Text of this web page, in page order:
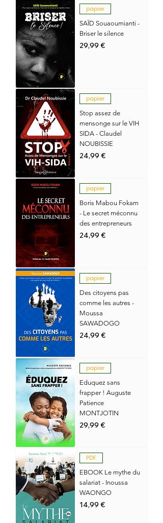
papier
SAÏD Souaoumianti -
Briser le silence
Prix
29,99 €
papier
Stop assez de
mensonge sur le VIH
SIDA - Claudel
NOUBISSIE
Prix
24,99 €
papier
Boris Mabou Fokam
- Le secret méconnu
des entrepreneurs
Prix
24,99 €
papier
Des citoyens pas
comme les autres -
Moussa
SAWADOGO
Prix
24,99 €
papier
Eduquez sans
frapper ! Auguste
Patience
MONTJOTIN
Prix
29,99 €
PDF
EBOOK Le mythe du
salariat - Inoussa
WAONGO
Prix
14,99 €